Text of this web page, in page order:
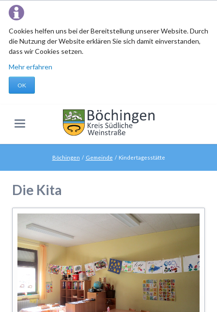
Cookies helfen uns bei der Bereitstellung unserer Website. Durch
die Nutzung der Website erklären Sie sich damit einverstanden,
dass wir Cookies setzen.
Mehr erfahren
OK
Böchingen Gemeinde Kindertagesstätte
Die Kita